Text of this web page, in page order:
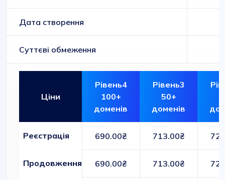
Дата створення
Суттєві обмеження
Ціни
Рівень4
100+
доменів
Рівень3
50+
доменів
Реєстрація 690.00₴ 713.00₴
Продовження 690.00₴ 713.00₴